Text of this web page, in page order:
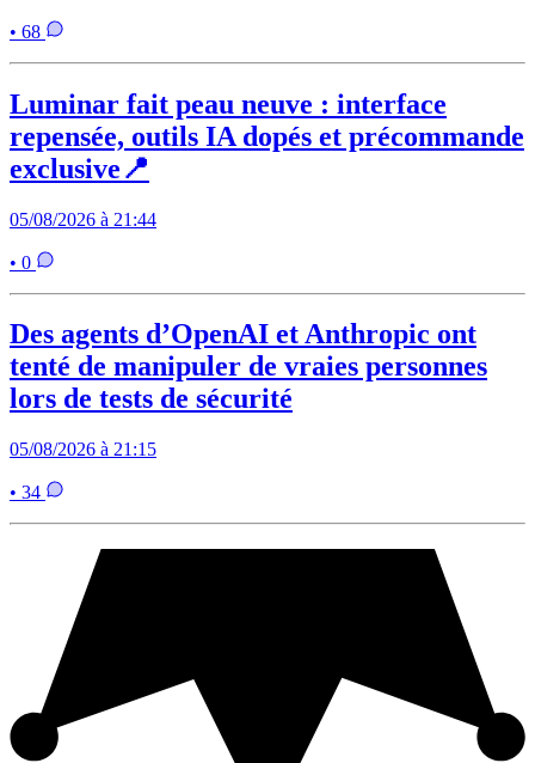
• 68
Luminar fait peau neuve : interface
repensée, outils IA dopés et précommande
exclusive📍
05/08/2026 à 21:44
• 0
Des agents d’OpenAI et Anthropic ont
tenté de manipuler de vraies personnes
lors de tests de sécurité
05/08/2026 à 21:15
• 34